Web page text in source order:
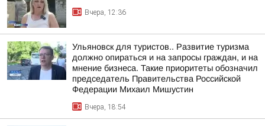
Вчера, 12:36
Ульяновск для туристов.. Развитие туризма
должно опираться и на запросы граждан, и на
мнение бизнеса. Такие приоритеты обозначил
председатель Правительства Российской
Федерации Михаил Мишустин
Вчера, 18:54